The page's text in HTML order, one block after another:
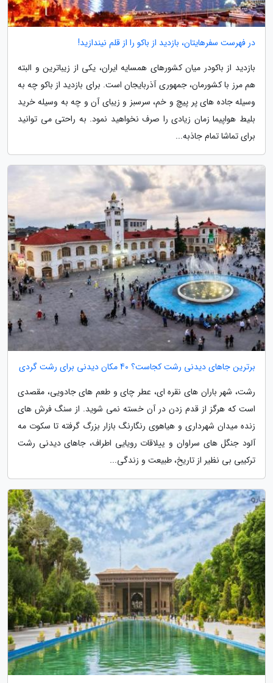
در فهرست سفرهایتان، بازدید از باکو را از قلم نیندازید!
بازدید از باکودر میان کشورهای همسایه ایران، یکی از زیباترین و البته
هم مرز با کشورمان، جمهوری آذربایجان است. برای بازدید از باکو چه به
وسیله جاده های پر پیچ و خم، سرسبز و زیبای آن و چه به وسیله خرید
بلیط هواپیما زمان زیادی را صرف نخواهید نمود. به راحتی می توانید
برای تماشا تمام جاذبه...
برترین جاهای دیدنی رشت کجاست؟ 40 مکان دیدنی برای رشت گردی
رشت، شهر باران های نقره ای، عطر چای و طعم های جادویی، مقصدی
است که هرگز از قدم زدن در آن خسته نمی شوید. از سنگ فرش های
زنده میدان شهرداری و هیاهوی رنگارنگ بازار بزرگ گرفته تا سکوت مه
آلود جنگل های سراوان و ییلاقات رویایی اطراف، جاهای دیدنی رشت
ترکیبی بی نظیر از تاریخ، طبیعت و زندگی...